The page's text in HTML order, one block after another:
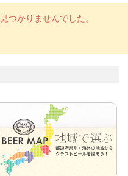
つかりませんでした。